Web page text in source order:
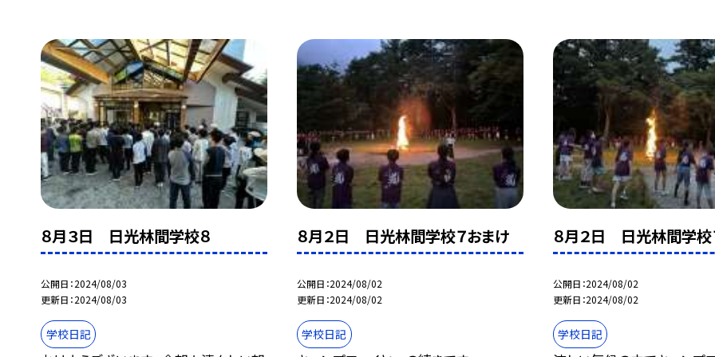
８月３日 日光林間学校８
公開日 2024/08/03
更新日 2024/08/03
学校日記
８月２日 日光林間学校７おまけ
公開日 2024/08/02
更新日 2024/08/02
学校日記
８月２日 日光林間学校
公開日 2024/08/02
更新日 2024/08/02
学校日記